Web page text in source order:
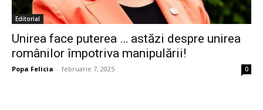
Editorial
Unirea face puterea … astăzi despre unirea
românilor împotriva manipulării!
Popa Felicia - februarie 7, 2025 0